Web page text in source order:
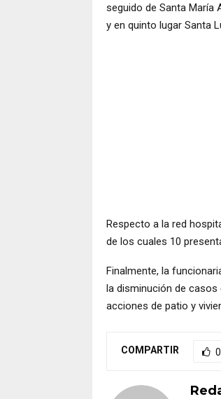
seguido de Santa María
y en quinto lugar Santa
Respecto a la red
de los cuales 10
Finalmente, la
la disminución de casos
acciones de patio y
COMPARTIR 0